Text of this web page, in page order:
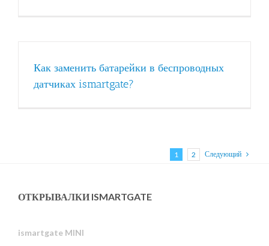
Как заменить батарейки в беспроводных
датчиках ismartgate?
1 2 Следующий
ОТКРЫВАЛКИ ISMARTGATE
ismartgate MINI